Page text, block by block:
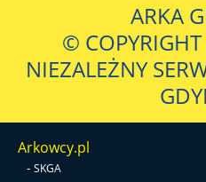
ARKA
©
NIEZALEŻNY
Arkowcy.pl
- SKGA